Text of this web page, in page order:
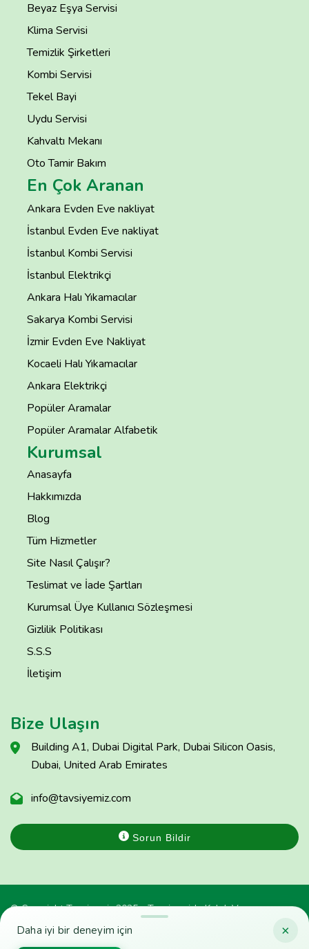
×
Daha iyi bir deneyim için
Beyaz Eşya Servisi
Klima Servisi
Temizlik Şirketleri
Kombi Servisi
Tekel Bayi
Uydu Servisi
Kahvaltı Mekanı
Oto Tamir Bakım
En Çok Aranan
Ankara Evden Eve nakliyat
İstanbul Evden Eve nakliyat
İstanbul Kombi Servisi
İstanbul Elektrikçi
Ankara Halı Yıkamacılar
Sakarya Kombi Servisi
İzmir Evden Eve Nakliyat
Kocaeli Halı Yıkamacılar
Ankara Elektrikçi
Popüler Aramalar
Popüler Aramalar Alfabetik
Kurumsal
Anasayfa
Hakkımızda
Blog
Tüm Hizmetler
Site Nasıl Çalışır?
Teslimat ve İade Şartları
Kurumsal Üye Kullanıcı Sözleşmesi
Gizlilik Politikası
S.S.S
İletişim
Bize Ulaşın
Building A1, Dubai Digital Park, Dubai Silicon Oasis,
Dubai, United Arab Emirates
info@tavsiyemiz.com
Sorun Bildir
© Copyright Tavsiyemiz 2025 - Tavsiyemiz'e Kulak Ver